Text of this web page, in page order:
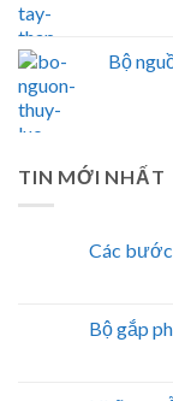
Bộ
TIN MỚI NHẤT
Các
Bộ gắp